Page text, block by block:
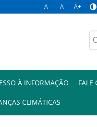
A- A A+
À INFORMAÇÃO FALE
CLIMÁTICAS